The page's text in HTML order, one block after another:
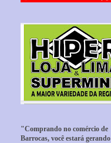
"Comprando no comércio de
Barrocas, você estará gerando